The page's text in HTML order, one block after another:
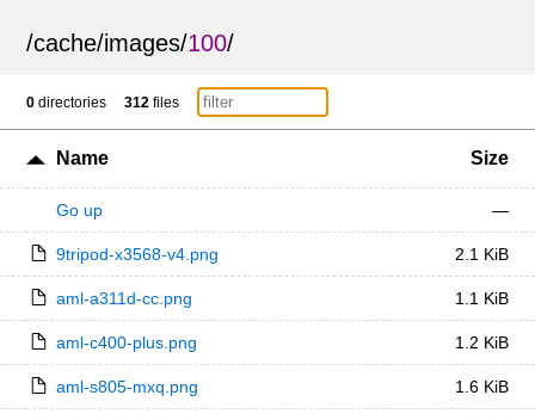
/cache/images/100/
0 directories 312 files
Name Size
Go up —
9tripod-x3568-v4.png 2.1 KiB
aml-a311d-cc.png 1.1 KiB
aml-c400-plus.png 1.2 KiB
aml-s805-mxq.png 1.6 KiB